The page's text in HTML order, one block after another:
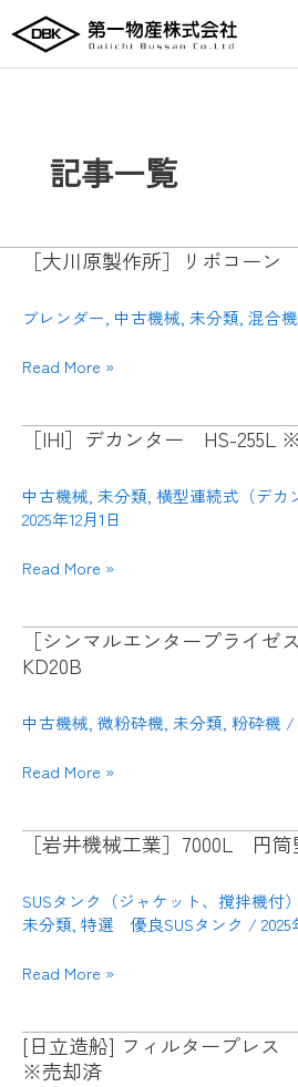
容
を
記事一覧
［大川原製作所］リボコー
ブレンダー, 中古機械, 未分類, 混合機
［大
原
作
ボ
ー
ン
100
整
備
Read More »
［IHI］デカンター HS-255L
中古機械, 未分類, 横型連続式（デカ
2025年12月1日
［IHI］
カ
ン
ー
255L
※
売
済
Read More »
［シンマルエンタープライ
KD20B
中古機械, 微粉砕機, 未分類, 粉砕機 /
［シ
ン
ル
ン
ー
プ
イ
ゼ
ダ
ノ
ー
Read More »
［岩井機械工業］7000L 円筒
SUSタンク（ジャケット、撹拌機付）
未分類, 特選 優良SUSタンク / 2025
［岩
機
械
業］
円
筒
竪
Read More »
[日立造船] フィルタープレ
※売却済
[日
立